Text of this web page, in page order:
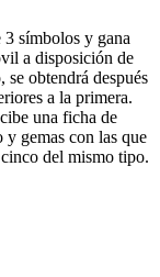
símbolos y gana
a disposición de
obtendrá después
a la primera.
una ficha de
gemas con las que
del mismo tipo.